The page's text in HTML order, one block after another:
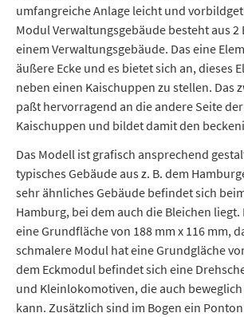
umfangreiche Anlage leicht und
Modul Verwaltungsgebäude besteht aus 2
einem Verwaltungsgebäude. Das eine
äußere Ecke und es bietet sich an, dieses
neben einen Kaischuppen zu stellen. Das
paßt hervorragend an die andere Seite
Kaischuppen und bildet damit den
Das Modell ist grafisch ansprechend
typisches Gebäude aus z. B. dem
sehr ähnliches Gebäude befindet sich
Hamburg, bei dem auch die Bleichen liegt.
eine Grundfläche von 188 mm x 116 mm,
schmalere Modul hat eine Grundgläche
dem Eckmodul befindet sich eine
und Kleinlokomotiven, die auch
kann. Zusätzlich sind im Bogen ein